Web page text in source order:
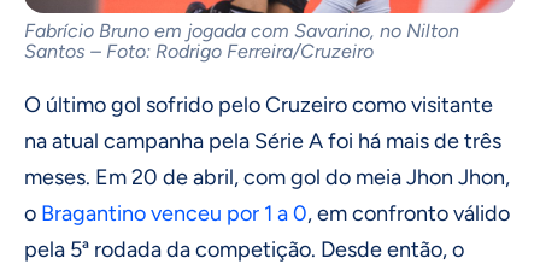
Fabrício Bruno em jogada com Savarino, no Nilton
Santos – Foto: Rodrigo Ferreira/Cruzeiro
O último gol sofrido pelo Cruzeiro como visitante
na atual campanha pela Série A foi há mais de três
meses. Em 20 de abril, com gol do meia Jhon Jhon,
o Bragantino venceu por 1 a 0, em confronto válido
pela 5ª rodada da competição. Desde então, o